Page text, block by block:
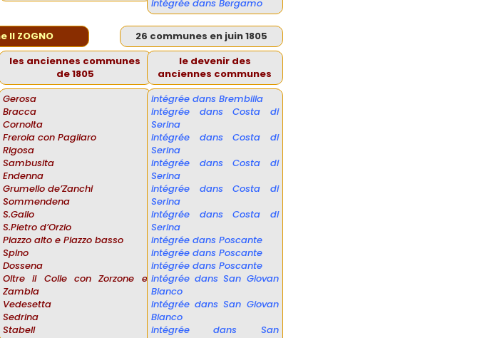
intégrée dans Bergamo
II ZOGNO
26 communes en juin 1805
les anciennes communes
de 1805
Gerosa
Bracca
Cornolta
Frerola con Pagliaro
Rigosa
Sambusita
Endenna
Grumello de’Zanchi
Sommendena
S.Gallo
S.Pietro d’Orzio
Piazzo alto e Piazzo basso
Spino
Dossena
Oltre il Colle con Zorzone e
Zambla
Vedesetta
Sedrina
Stabell
le devenir des
anciennes communes
intégrée dans Brembilla
intégrée dans Costa di
Serina
intégrée dans Costa di
Serina
intégrée dans Costa di
Serina
intégrée dans Costa di
Serina
intégrée dans Costa di
Serina
intégrée dans Poscante
intégrée dans Poscante
intégrée dans Poscante
intégrée dans San Giovan
Bianco
intégrée dans San Giovan
Bianco
intégrée dans San